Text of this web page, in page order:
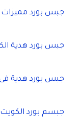
جبس بورد
جبس بورد هدية الكويت
جبس بورد هدية فى
جبسم بورد الكويت 51489400